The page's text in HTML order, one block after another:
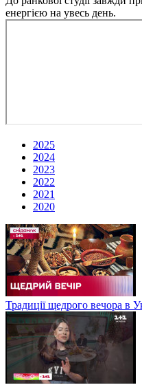
енергією на увесь день.
2025
2024
2023
2022
2021
2020
Традиції щедрого вечора в